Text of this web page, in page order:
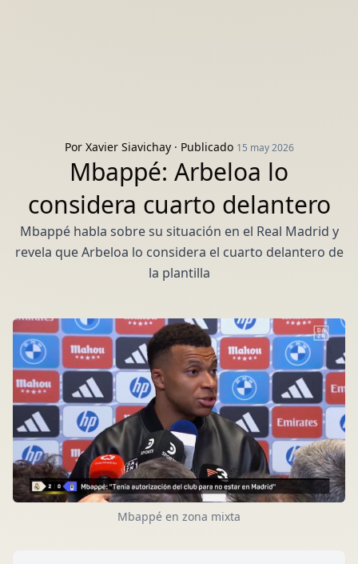
Por Xavier Siavichay· Publicado 15 may 2026
Mbappé: Arbeloa lo
considera cuarto delantero
Mbappé habla sobre su situación en el Real Madrid y
revela que Arbeloa lo considera el cuarto delantero de
la plantilla
Mbappé en zona mixta